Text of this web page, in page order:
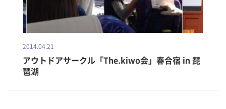
2014.04.21
アウトドアサークル「The.kiwo会」春合宿 in 琵
琶湖